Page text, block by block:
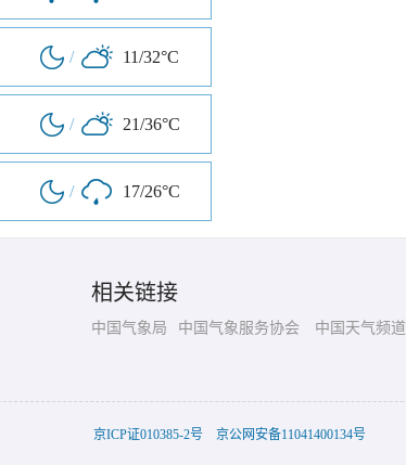
/ 11/32°C
/ 21/36°C
/ 17/26°C
相关链接
中国气象局 中国气象服务协会 中国天气频道
京ICP证010385-2号 京公网安备11041400134号